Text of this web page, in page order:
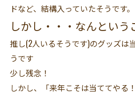
ドなど、結構入っていたそうです。
しかし・・・なんという
推し(2人いるそうです)のグッズは
うです
少し残念！
しかし、「来年こそは当ててやる